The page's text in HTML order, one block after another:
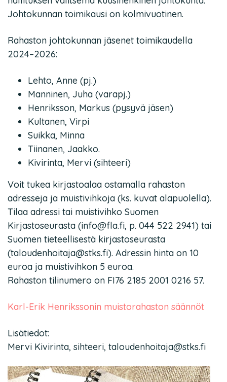
Johtokunnan toimikausi on kolmivuotinen.
Rahaston johtokunnan jäsenet toimikaudella
2024–2026:
Lehto, Anne (pj.)
Manninen, Juha (varapj.)
Henriksson, Markus (pysyvä jäsen)
Kultanen, Virpi
Suikka, Minna
Tiinanen, Jaakko.
Kivirinta, Mervi (sihteeri)
Voit tukea kirjastoalaa ostamalla rahaston
adresseja ja muistivihkoja (ks. kuvat alapuolella).
Tilaa adressi tai muistivihko Suomen
Kirjastoseurasta (info@fla.fi, p. 044 522 2941) tai
Suomen tieteellisestä kirjastoseurasta
(taloudenhoitaja@stks.fi). Adressin hinta on 10
euroa ja muistivihkon 5 euroa.
Rahaston tilinumero on FI76 2185 2001 0216 57.
Karl-Erik Henrikssonin muistorahaston säännöt
Lisätiedot:
Mervi Kivirinta, sihteeri, taloudenhoitaja@stks.fi